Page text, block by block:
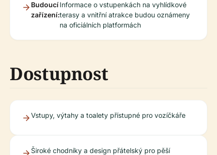
Budoucí
zařízení:
Informace o vstupenkách na vyhlídkové
terasy a vnitřní atrakce budou oznámeny
na oficiálních platformách
Dostupnost
Vstupy, výtahy a toalety přístupné pro vozíčkáře
Široké chodníky a design přátelský pro pěší